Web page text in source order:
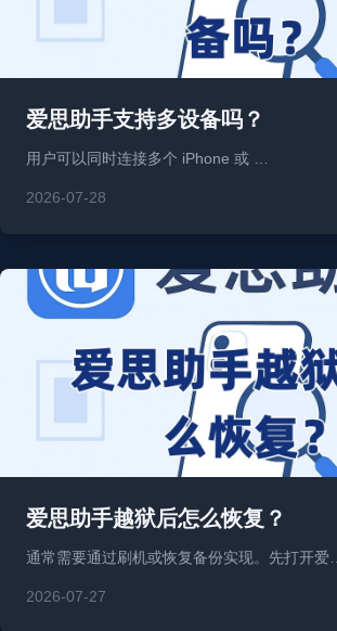
爱思助手支持多设备吗？
用户可以同时连接多个 iPhone 或 …
2026-07-28
爱思助手越狱后怎么恢复？
通常需要通过刷机或恢复备份实现。先打开爱…
2026-07-27